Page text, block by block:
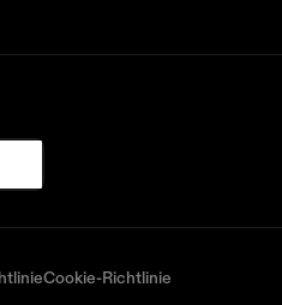
Cookie-Richtlinie